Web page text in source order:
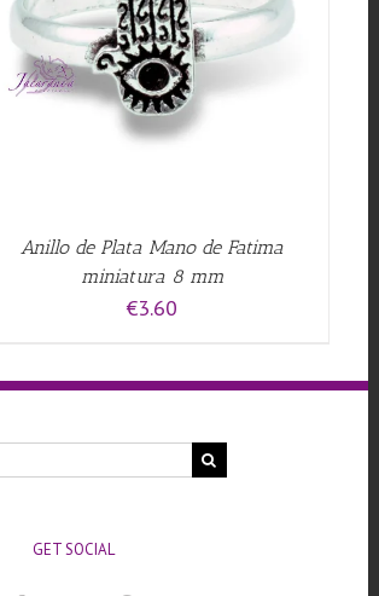
Anillo de Plata Mano de Fatima
miniatura 8 mm
€3.60
GET SOCIAL